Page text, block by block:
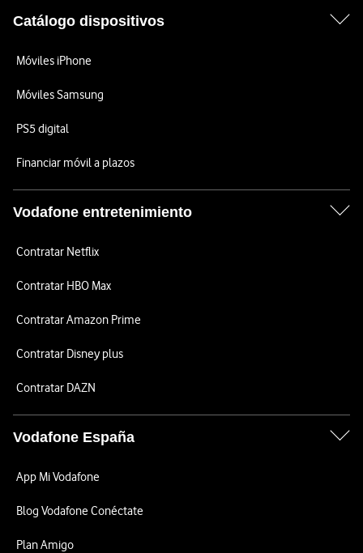
Catálogo dispositivos
Móviles iPhone
Móviles Samsung
PS5 digital
Financiar móvil a plazos
Vodafone entretenimiento
Contratar Netflix
Contratar HBO Max
Contratar Amazon Prime
Contratar Disney plus
Contratar DAZN
Vodafone España
App Mi Vodafone
Blog Vodafone Conéctate
Plan Amigo